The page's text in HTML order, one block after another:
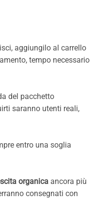
aggiungilo al carrello
tempo necessario
del pacchetto
saranno utenti reali,
entro una soglia
organica ancora più
consegnati con